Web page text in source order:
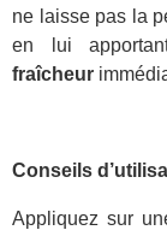
ne laisse pas la
en lui
fraîcheur
Conseils
Appliquez sur